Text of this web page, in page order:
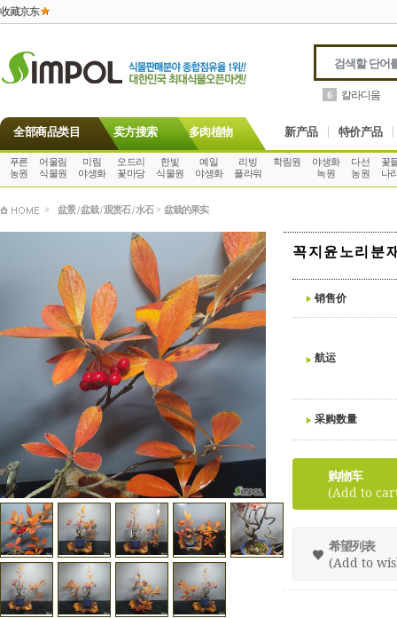
收藏京东
6 칼라디움
全部商品类目 卖方搜索 多肉植物 新产品 特价产品
푸른
농원
어울림
식물원
미림
야생화
오드리
꽃마당
한빛
식물원
예일
야생화
리빙
플라워
학림원
야생화
녹원
다선
농원
꽃
나
> 盆景 / 盆栽 / 观赏石 / 水石 > 盆栽的果实
꼭지윤노리분
销售价
航运
采购数量
购物车
(Add to
希望列表
(Add to